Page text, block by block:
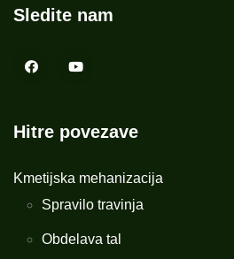
Sledite nam
Hitre povezave
Kmetijska mehanizacija
Spravilo travinja
Obdelava tal